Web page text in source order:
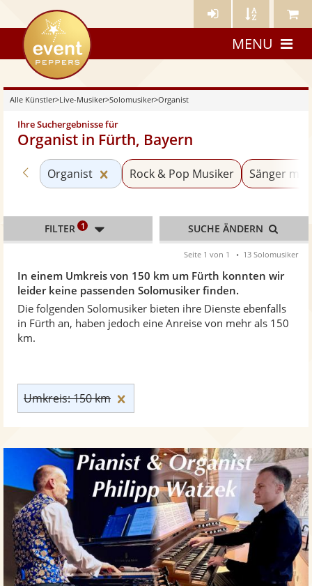
Künstler- Künstler Meine
eventpeppers
MENU
Alle Künstler>Live-Musiker>Solomusiker>Organist
Ihre Suchergebnisse für
Organist in Fürth, Bayern
In einem Umkreis von 150 km um Fürth konnten wir
leider keine passenden Solomusiker finden.
Die folgenden Solomusiker bieten ihre Dienste ebenfalls
in Fürth an, haben jedoch eine Anreise von mehr als 150
km.
Zurück zu «Solomusiker»
Organist Kategorie «Organist» zurücksetzen
Rock & Pop Musiker Sänger mit
Umkreis: 150 km
FILTER 1 SUCHE ÄNDERN
Seite 1 von 1 13 Solomusiker